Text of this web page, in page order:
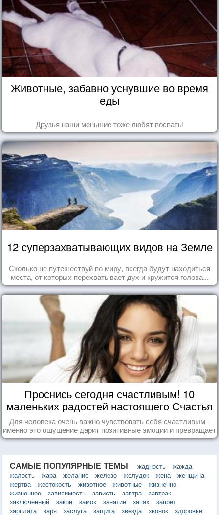
Животные, забавно уснувшие во время
еды
Друзья наши меньшие тоже любят поспать!
12 суперзахватывающих видов на Земле
Сколько не путешествуй по миру, всегда будут находиться
места, от которых перехватывает дух и кружится голова...
Проснись сегодня счастливым! 10
маленьких радостей настоящего Счастья
Для человека очень важно чувствовать себя счастливым -
именно это ощущение дарит позитивные эмоции и превращает
каждый день в маленький праздник.
САМЫЕ ПОПУЛЯРНЫЕ ТЕМЫ жадность
жажда
жалость
жара желание железо желудок жена
женщина
жертва
жестокость животное животные
жизненно
жизненное
зависимость зависть завтра
завтрак
заключённый
закон замок занятие запах
запрет
зарплата
заря заслуга защита звезда звонок
здоровье